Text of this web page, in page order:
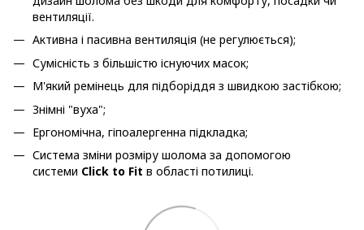
вентиляції.
Активна і пасивна вентиляція (не регулюється);
Сумісність з більшістю існуючих масок;
М'який ремінець для підборіддя з швидкою застібкою;
Знімні "вуха";
Ергономічна, гіпоалергенна підкладка;
Система зміни розміру шолома за допомогою
системи Click to Fit в області потилиці.